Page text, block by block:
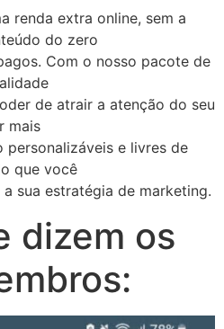
renda extra online, sem a
do zero
Com o nosso pacote de
de atrair a atenção do seu
mais
personalizáveis e livres de
que você
sua estratégia de marketing.
dizem os